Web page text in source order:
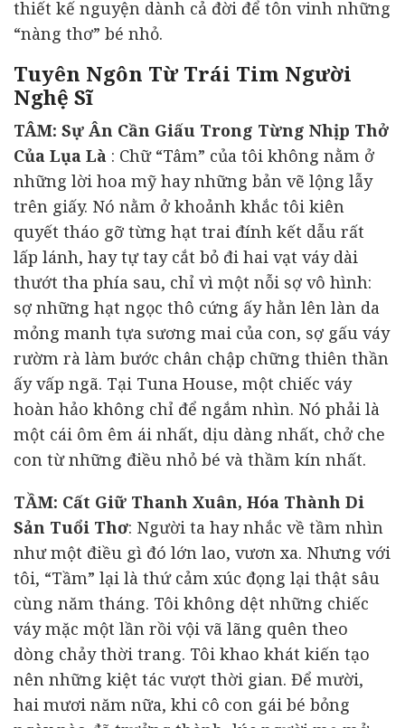
thiết kế nguyện dành cả đời để tôn vinh những
“nàng thơ” bé nhỏ.
Tuyên Ngôn Từ Trái Tim Người
Nghệ Sĩ
TÂM: Sự Ân Cần Giấu Trong Từng Nhịp Thở
Của Lụa Là : Chữ “Tâm” của tôi không nằm ở
những lời hoa mỹ hay những bản vẽ lộng lẫy
trên giấy. Nó nằm ở khoảnh khắc tôi kiên
quyết tháo gỡ từng hạt trai đính kết dẫu rất
lấp lánh, hay tự tay cắt bỏ đi hai vạt váy dài
thướt tha phía sau, chỉ vì một nỗi sợ vô hình:
sợ những hạt ngọc thô cứng ấy hằn lên làn da
mỏng manh tựa sương mai của con, sợ gấu váy
rườm rà làm bước chân chập chững thiên thần
ấy vấp ngã. Tại Tuna House, một chiếc váy
hoàn hảo không chỉ để ngắm nhìn. Nó phải là
một cái ôm êm ái nhất, dịu dàng nhất, chở che
con từ những điều nhỏ bé và thầm kín nhất.
TẦM: Cất Giữ Thanh Xuân, Hóa Thành Di
Sản Tuổi Thơ: Người ta hay nhắc về tầm nhìn
như một điều gì đó lớn lao, vươn xa. Nhưng với
tôi, “Tầm” lại là thứ cảm xúc đọng lại thật sâu
cùng năm tháng. Tôi không dệt những chiếc
váy mặc một lần rồi vội vã lãng quên theo
dòng chảy thời trang. Tôi khao khát kiến tạo
nên những kiệt tác vượt thời gian. Để mười,
hai mươi năm nữa, khi cô con gái bé bỏng